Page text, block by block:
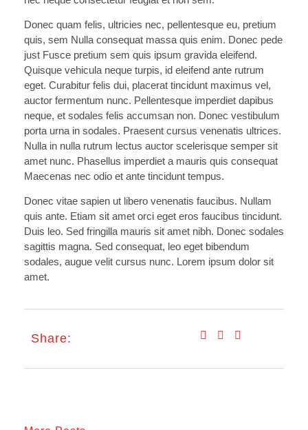
Donec quam felis, ultricies nec, pellentesque eu, pretium
quis, sem Nulla consequat massa quis enim. Donec pede
just Fusce pretium sem quis ipsum gravida eleifend.
Quisque vehicula neque turpis, id eleifend ante rutrum
eget. Curabitur felis dui, placerat tincidunt maximus vel,
auctor fermentum nunc. Pellentesque imperdiet dapibus
neque, et sodales felis accumsan non. Donec vestibulum
porta urna in sodales. Praesent cursus venenatis ultrices.
Nulla in nulla rutrum lectus auctor scelerisque semper sit
amet nunc. Phasellus imperdiet a mauris quis consequat
Maecenas nec odio et ante tincidunt tempus.
Donec vitae sapien ut libero venenatis faucibus. Nullam
quis ante. Etiam sit amet orci eget eros faucibus tincidunt.
Duis leo. Sed fringilla mauris sit amet nibh. Donec sodales
sagittis magna. Sed consequat, leo eget bibendum
sodales, augue velit cursus nunc. Lorem ipsum dolor sit
amet.
Share: